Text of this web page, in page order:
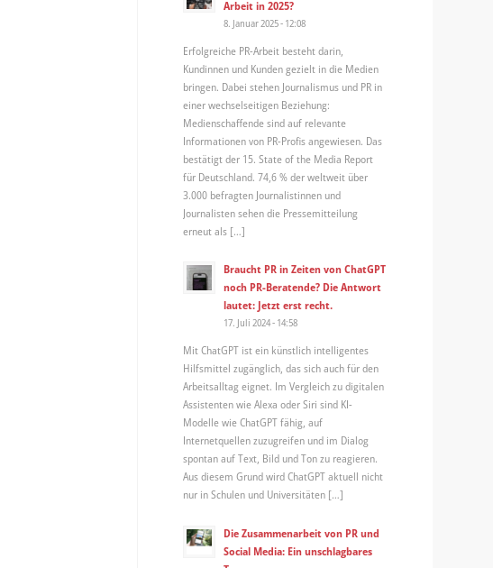
Arbeit in 2025?
8. Januar 2025 - 12:08
Erfolgreiche PR-Arbeit besteht darin,
Kundinnen und Kunden gezielt in die Medien
bringen. Dabei stehen Journalismus und PR in
einer wechselseitigen Beziehung:
Medienschaffende sind auf relevante
Informationen von PR-Profis angewiesen. Das
bestätigt der 15. State of the Media Report
für Deutschland. 74,6 % der weltweit über
3.000 befragten Journalistinnen und
Journalisten sehen die Pressemitteilung
erneut als […]
Braucht PR in Zeiten von ChatGPT
noch PR-Beratende? Die Antwort
lautet: Jetzt erst recht.
17. Juli 2024 - 14:58
Mit ChatGPT ist ein künstlich intelligentes
Hilfsmittel zugänglich, das sich auch für den
Arbeitsalltag eignet. Im Vergleich zu digitalen
Assistenten wie Alexa oder Siri sind KI-
Modelle wie ChatGPT fähig, auf
Internetquellen zuzugreifen und im Dialog
spontan auf Text, Bild und Ton zu reagieren.
Aus diesem Grund wird ChatGPT aktuell nicht
nur in Schulen und Universitäten […]
Die Zusammenarbeit von PR und
Social Media: Ein unschlagbares